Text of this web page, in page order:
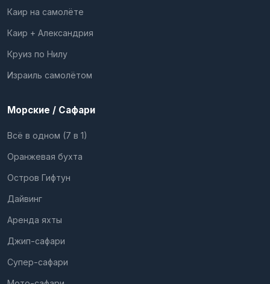
Каир на самолёте
Каир + Александрия
Круиз по Нилу
Израиль самолётом
Морские / Сафари
Всё в одном (7 в 1)
Оранжевая бухта
Остров Гифтун
Дайвинг
Аренда яхты
Джип-сафари
Супер-сафари